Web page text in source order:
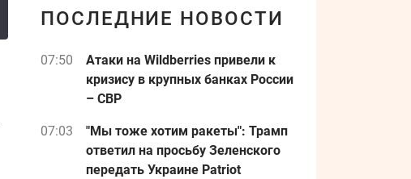
ПОСЛЕДНИЕ НОВОСТИ
07:50
Атаки на Wildberries привели к
кризису в крупных банках России
– СВР
07:03
"Мы тоже хотим ракеты": Трамп
ответил на просьбу Зеленского
передать Украине Patriot